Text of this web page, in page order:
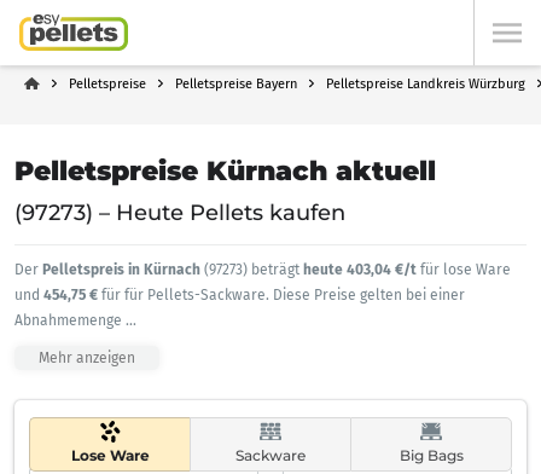
Pelletspreise Pelletspreise Bayern Pelletspreise Landkreis Würzburg
Pelletspreise Kürnach aktuell
(97273) – Heute Pellets kaufen
Der Pelletspreis in Kürnach (97273) beträgt heute 403,04 €/t für lose Ware
und 454,75 € für für Pellets-Sackware. Diese Preise gelten bei einer
Abnahmemenge ...
Mehr anzeigen
Lose Ware Sackware Big Bags